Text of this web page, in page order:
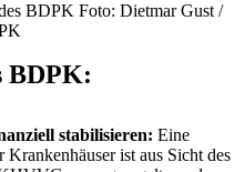
BDPK Foto: Dietmar Gust /
BDPK:
stabilisieren: Eine
ist aus Sicht des